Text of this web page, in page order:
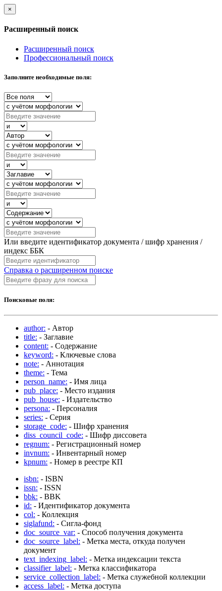
×
Расширенный поиск
Расширенный поиск
Профессиональный поиск
Заполните необходимые поля:
Или введите идентификатор документа / шифр хранения /
индекс ББК
Справка о расширенном поиске
Поисковые поля:
author: - Автор
title: - Заглавие
content: - Содержание
keyword: - Ключевые слова
note: - Аннотация
theme: - Тема
person_name: - Имя лица
pub_place: - Место издания
pub_house: - Издательство
persona: - Персоналия
series: - Серия
storage_code: - Шифр хранения
diss_council_code: - Шифр диссовета
regnum: - Регистрационный номер
invnum: - Инвентарный номер
kpnum: - Номер в реестре КП
isbn: - ISBN
issn: - ISSN
bbk: - BBK
id: - Идентификатор документа
col: - Коллекция
siglafund: - Сигла-фонд
doc_source_var: - Способ получения документа
doc_source_label: - Метка места, откуда получен
документ
text_indexing_label: - Метка индексации текста
classifier_label: - Метка классификатора
service_collection_label: - Метка служебной коллекции
access_label: - Метка доступа